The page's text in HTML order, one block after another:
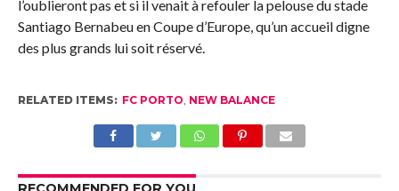
l’oublieront pas et si il venait à refouler la pelouse du stade
Santiago Bernabeu en Coupe d’Europe, qu’un accueil digne
des plus grands lui soit réservé.
RELATED ITEMS: FC PORTO, NEW BALANCE